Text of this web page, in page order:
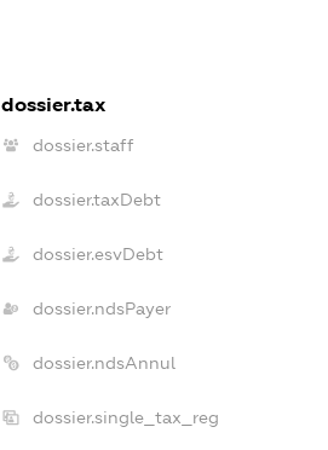
dossier.tax
dossier.staff
dossier.taxDebt
dossier.esvDebt
dossier.ndsPayer
dossier.ndsAnnul
dossier.single_tax_reg